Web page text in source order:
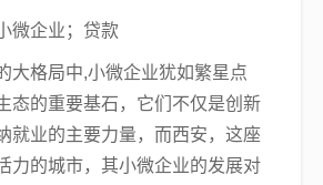
微企业；贷款
大格局中,小微企业犹如繁星点
态的重要基石，它们不仅是创新
就业的主要力量，而西安，这座
力的城市，其小微企业的发展对